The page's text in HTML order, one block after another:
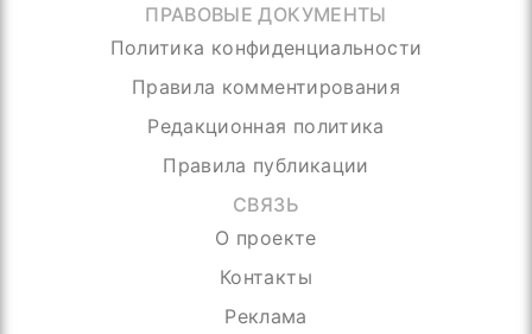
ПРАВОВЫЕ ДОКУМЕНТЫ
Политика конфиденциальности
Правила комментирования
Редакционная политика
Правила публикации
СВЯЗЬ
О проекте
Контакты
Реклама